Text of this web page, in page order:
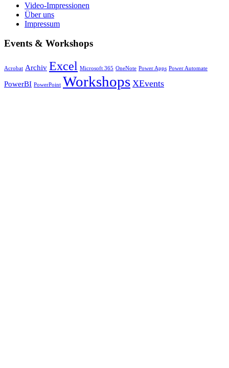
Video-Impressionen
Über uns
Impressum
Events & Workshops
Acrobat Archiv Excel Microsoft 365 OneNote Power Apps Power Automate
PowerBI PowerPoint Workshops XEvents